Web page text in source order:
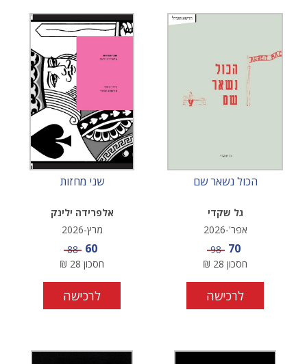
הכול נשאר שם
גל שקדי
אפר'-2026
מחיר מבצע
70 מחיר
98
חסכון 28
₪
לרכישה
שני מחזות
אלפרידה ילינק
מרץ-2026
מחיר מבצע
60 מחיר
88
חסכון 28
₪
לרכישה